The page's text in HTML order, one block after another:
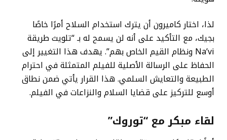
لذا، اختار كاميرون أن يترك استخدام السلاح أمرًا خاصًا
بجيك، مع التأكيد على أنه لن يسمح له بـ “تلويث طريقة
Na’vi ونظام القيم الخاص بهم”. يهدف هذا التغيير إلى
الحفاظ على الرسالة الأصلية للفيلم المتمثلة في احترام
الطبيعة والتعايش السلمي. هذا القرار يأتي ضمن نطاق
أوسع للتركيز على قضايا السلام والنزاعات في الفيلم.
لقاء مبكر مع “توروك”